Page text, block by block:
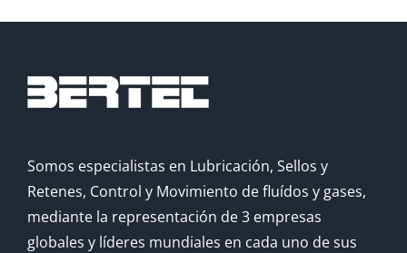
Somos especialistas en Lubricación, Sellos y
Retenes, Control y Movimiento de fluídos y gases,
mediante la representación de 3 empresas
globales y líderes mundiales en cada uno de sus